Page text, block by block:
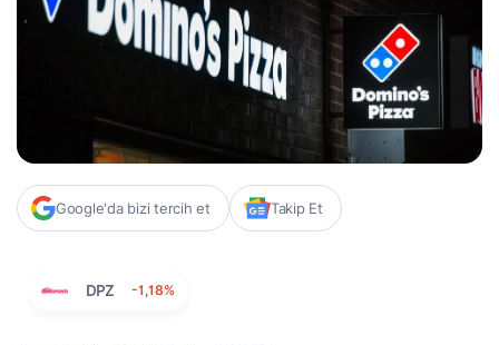
Google'da bizi tercih et Takip Et
DPZ -1,18%